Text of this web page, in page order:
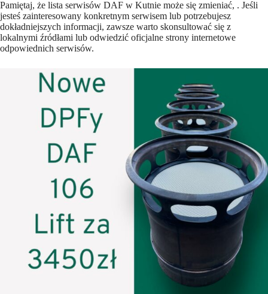
Pamiętaj, że lista serwisów DAF w Kutnie może się zmieniać, . Jeśli
jesteś zainteresowany konkretnym serwisem lub potrzebujesz
dokładniejszych informacji, zawsze warto skonsultować się z
lokalnymi źródłami lub odwiedzić oficjalne strony internetowe
odpowiednich serwisów.